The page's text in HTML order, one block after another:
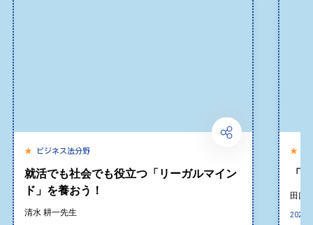
る
ビジネス法分野
就活でも社会でも役立つ「リーガルマイン
ド」を養おう！
清水 耕一先生
「
田口